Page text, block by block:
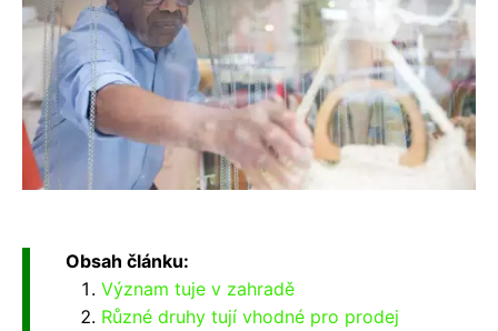
Obsah článku:
Význam tuje v zahradě
Různé druhy tují vhodné pro prodej